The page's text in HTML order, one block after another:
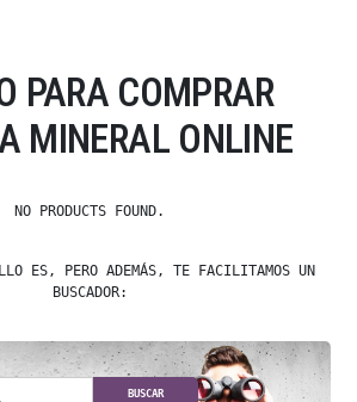
PARA COMPRAR
MINERAL ONLINE
NO PRODUCTS FOUND.
ES, PERO ADEMÁS, TE FACILITAMOS UN
BUSCADOR:
BUSCAR